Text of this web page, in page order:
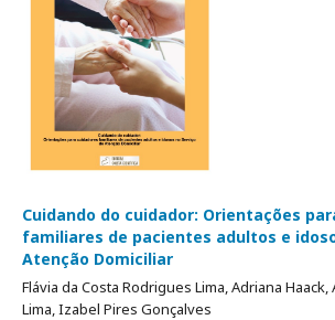
Cuidando do cuidador: Orientações
familiares de pacientes adultos e
Atenção Domiciliar
Flávia da Costa Rodrigues Lima, Adriana
Lima, Izabel Pires Gonçalves